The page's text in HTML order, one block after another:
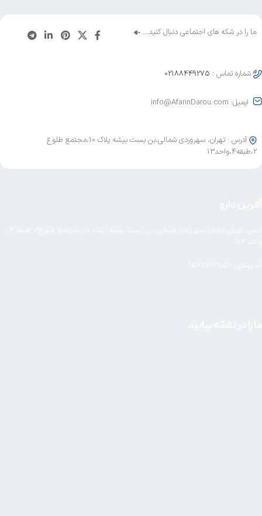
ما را در شکه های اجتماعی دنبال کنید…
شماره تماس : 02188449275
ایمیل: info@AfarinDarou.com
آدرس : تهران، سهروردی شمالی،بن بست بیشه پلاک 10،مجتمع طلوع
2،طبقه4،واحد13